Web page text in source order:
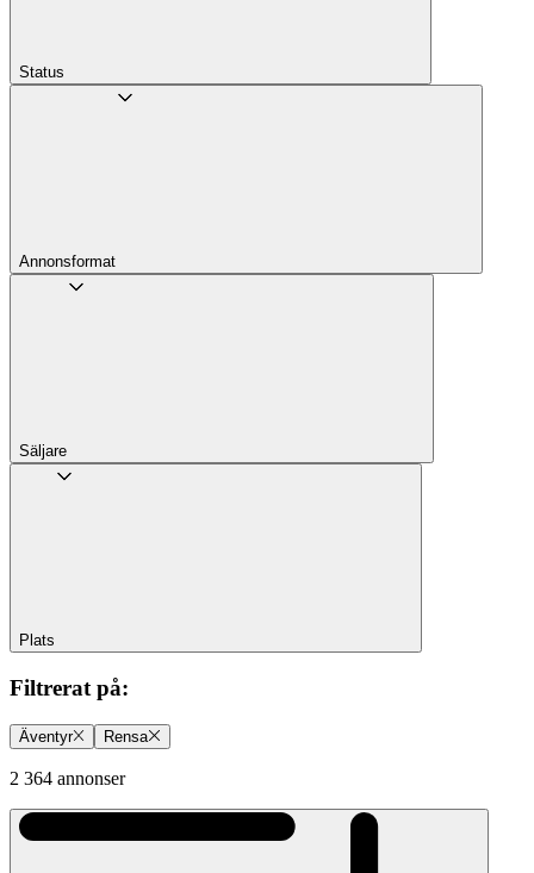
Status
Annons­format
Säljare
Plats
Filtrerat på:
Äventyr Rensa
2 364 annonser